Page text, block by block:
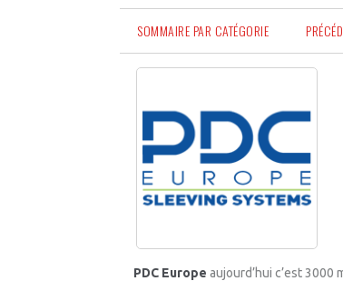
SOMMAIRE PAR CATÉGORIE
PDC Europe aujourd’hui c’est